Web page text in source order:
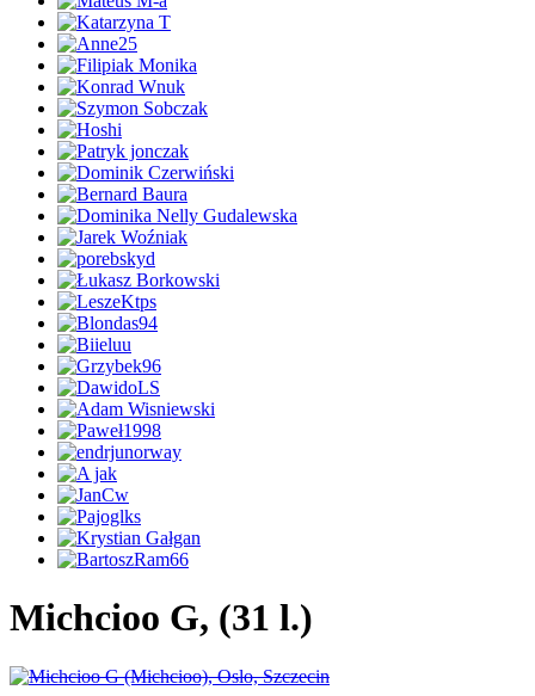
Michcioo G, (31 l.)